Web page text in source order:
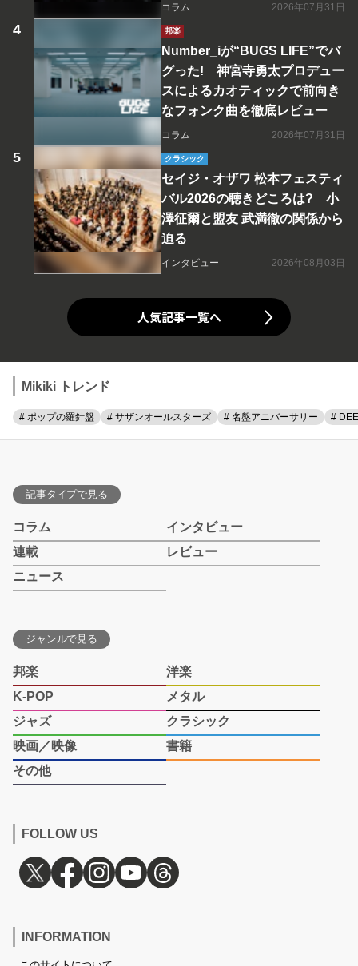
コラム 2026年07月31日
邦楽
Number_iが“BUGS LIFE”でバ
グった! 神宮寺勇太プロデュー
スによるカオティックで前向き
なフォンク曲を徹底レビュー
コラム 2026年07月31日
クラシック
セイジ・オザワ 松本フェスティ
バル2026の聴きどころは? 小
澤征爾と盟友 武満徹の関係から
迫る
インタビュー 2026年08月03日
人気記事一覧へ
Mikiki トレンド
# ポップの羅針盤 # サザンオールスターズ # 名盤アニバーサリー #
記事タイプで見る
コラム
インタビュー
連載
レビュー
ニュース
ジャンルで見る
邦楽
洋楽
K-POP
メタル
ジャズ
クラシック
映画／映像
書籍
その他
FOLLOW US
INFORMATION